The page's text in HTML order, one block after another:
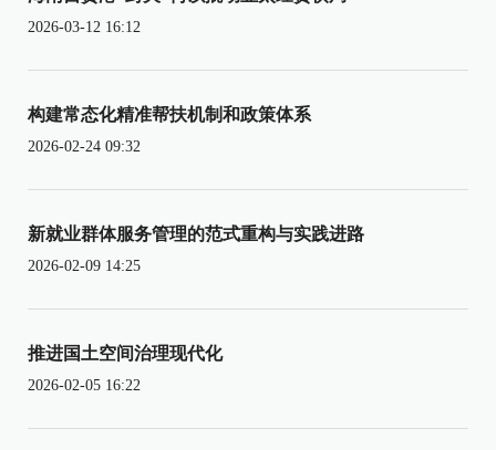
2026-03-12 16:12
构建常态化精准帮扶机制和政策体系
2026-02-24 09:32
新就业群体服务管理的范式重构与实践进路
2026-02-09 14:25
推进国土空间治理现代化
2026-02-05 16:22